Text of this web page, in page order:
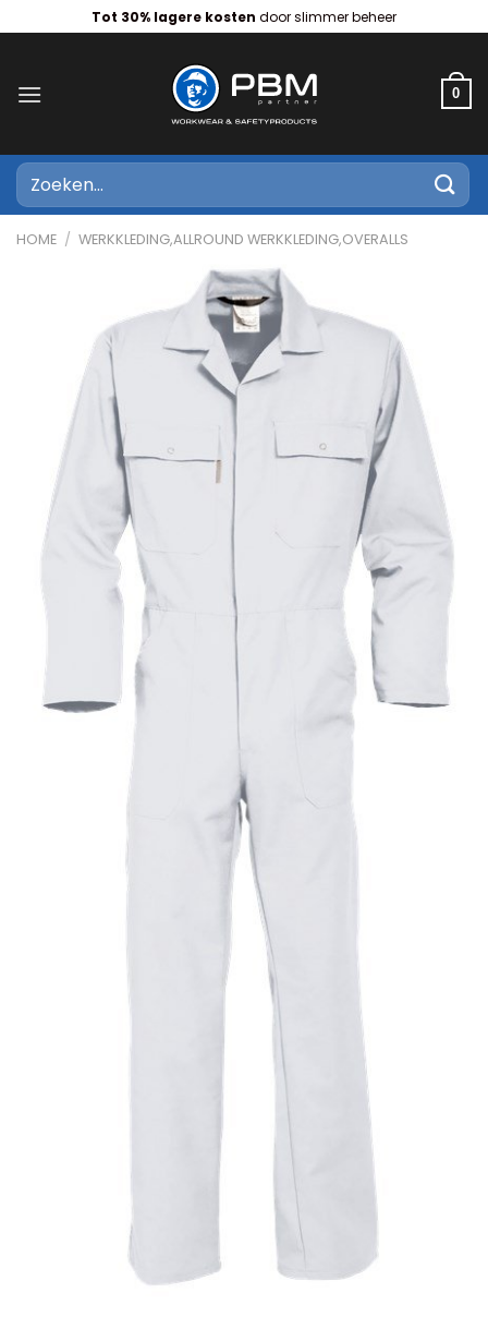
naar
Tot 30% lagere kosten door slimmer beheer
0
Zoeken
naar:
HOME / WERKKLEDING,ALLROUND WERKKLEDING,OVERALLS